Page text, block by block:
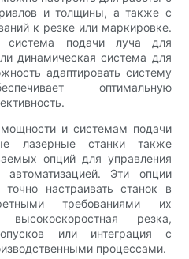
и толщины, а также с
к резке или маркировке.
система подачи луча для
динамическая система для
адаптировать систему
оптимальную
и системам подачи
лазерные станки также
опций для управления
Эти опции
точно настраивать станок в
требованиями их
резка,
или интеграция с
процессами.